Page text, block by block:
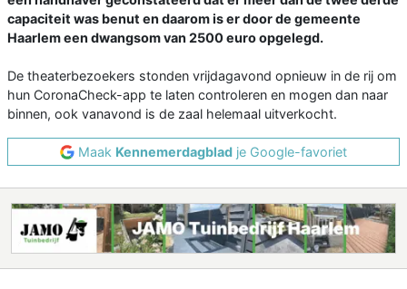
capaciteit was benut en daarom is er door de gemeente
Haarlem een dwangsom van 2500 euro opgelegd.
De theaterbezoekers stonden vrijdagavond opnieuw in de rij om
hun CoronaCheck-app te laten controleren en mogen dan naar
binnen, ook vanavond is de zaal helemaal uitverkocht.
Maak Kennemerdagblad je Google-favoriet